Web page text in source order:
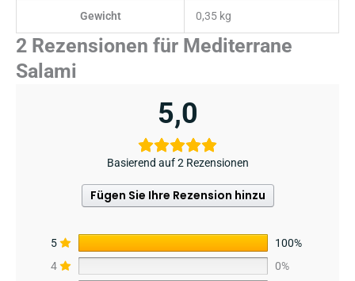
Gewicht 0,35 kg
2 Rezensionen für Mediterrane
Salami
5,0
Basierend auf 2 Rezensionen
Fügen Sie Ihre Rezension hinzu
5
100%
4
0%